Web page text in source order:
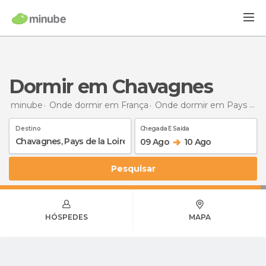
Dormir em Chavagnes
minube Onde dormir em França Onde dormir em Pays de la Loire
Destino Chegada E Saída
09 Ago 10 Ago
Pesquisar
HÓSPEDES MAPA